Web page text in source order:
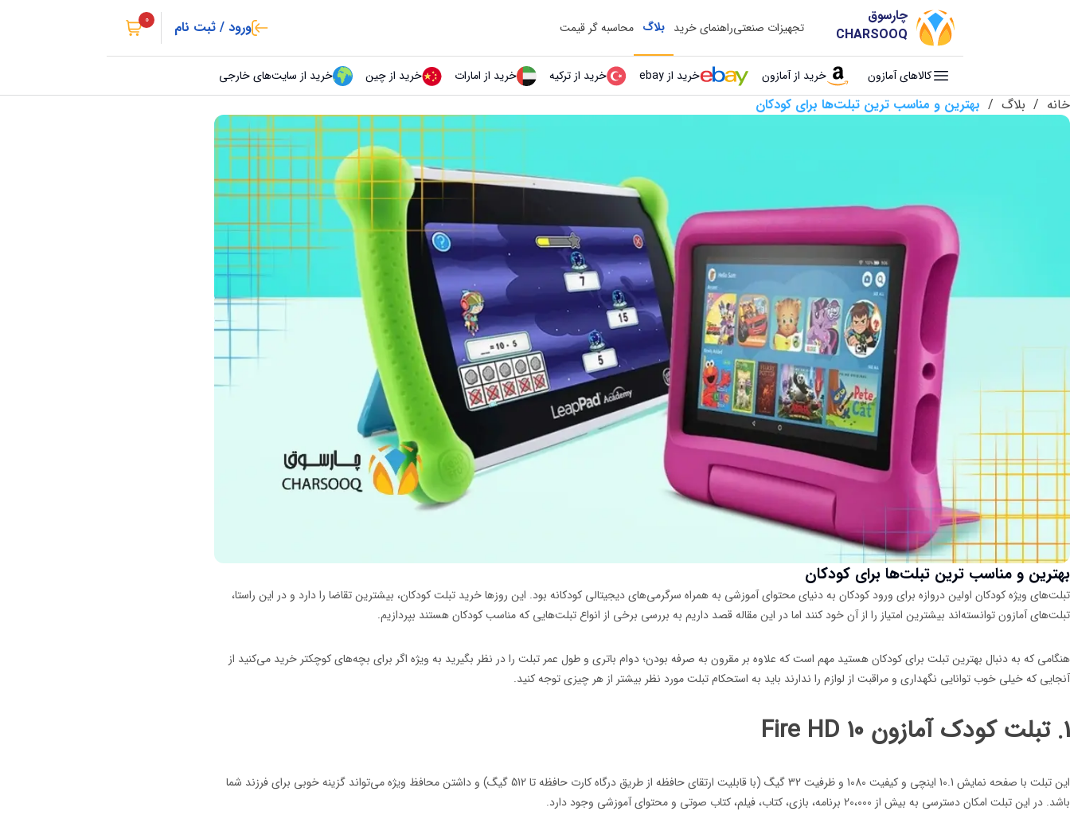
چارسوق
CHARSOOQ
تجهیزات صنعتیراهنمای خرید بلاگ محاسبه گر قیمت ورود / ثبت نام 0
کالاهای آمازون خرید از آمازون خرید از ebay خرید از ترکیه خرید از امارات خرید از چین خرید از سایت‌های خارجی
خانه / بلاگ / بهترین و مناسب ترین تبلت‌ها برای کودکان
بهترین و مناسب ترین تبلت‌ها برای کودکان
تبلت‌های ویژه کودکان اولین دروازه برای ورود کودکان به دنیای محتوای آموزشی به همراه سرگرمی‌های دیجیتالی کودکانه بود. این روزها خرید تبلت کودکان، بیشترین تقاضا را دارد و در این راستا،
تبلت‌های آمازون توانسته‌اند بیشترین امتیاز را از آن خود کنند اما در این مقاله قصد داریم به بررسی برخی از انواع تبلت‌هایی که مناسب کودکان هستند بپردازیم.
هنگامی که به دنبال بهترین تبلت برای کودکان هستید مهم است که علاوه بر مقرون به صرفه بودن؛ دوام باتری و طول عمر تبلت را در نظر بگیرید به ویژه اگر برای بچه‌های کوچکتر خرید می‌کنید از
آنجایی که خیلی خوب توانایی نگهداری و مراقبت از لوازم را ندارند باید به استحکام تبلت مورد نظر بیشتر از هر چیزی توجه کنید.
1. تبلت کودک آمازون Fire HD 10
این تبلت با صفحه نمایش 10.1 اینچی و کیفیت 1080 و ظرفیت 32 گیگ (با قابلیت ارتقای حافظه از طریق درگاه کارت حافظه تا 512 گیگ) و داشتن محافظ ویژه می‌تواند گزینه خوبی برای فرزند شما
باشد. در این تبلت امکان دسترسی به بیش از 20،000 برنامه، بازی، کتاب، فیلم، کتاب صوتی و محتوای آموزشی وجود دارد.